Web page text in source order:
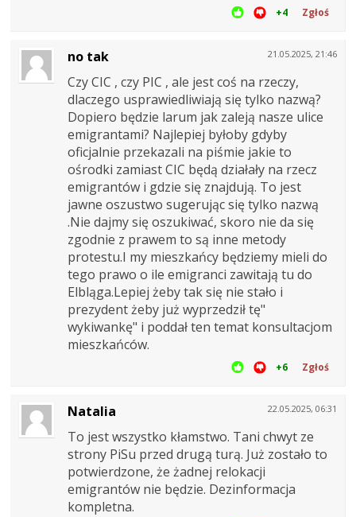
+4 Zgłoś
21.05.2025, 21:46
no tak
Czy CIC , czy PIC , ale jest coś na rzeczy,
dlaczego usprawiedliwiają się tylko nazwą?
Dopiero będzie larum jak zaleją nasze ulice
emigrantami? Najlepiej byłoby gdyby
oficjalnie przekazali na piśmie jakie to
ośrodki zamiast CIC będą działały na rzecz
emigrantów i gdzie się znajdują. To jest
jawne oszustwo sugerując się tylko nazwą
.Nie dajmy się oszukiwać, skoro nie da się
zgodnie z prawem to są inne metody
protestu.I my mieszkańcy będziemy mieli do
tego prawo o ile emigranci zawitają tu do
Elbląga.Lepiej żeby tak się nie stało i
prezydent żeby już wyprzedził tę"
wykiwankę" i poddał ten temat konsultacjom
mieszkańców.
+6 Zgłoś
22.05.2025, 06:31
Natalia
To jest wszystko kłamstwo. Tani chwyt ze
strony PiSu przed drugą turą. Już zostało to
potwierdzone, że żadnej relokacji
emigrantów nie będzie. Dezinformacja
kompletna.